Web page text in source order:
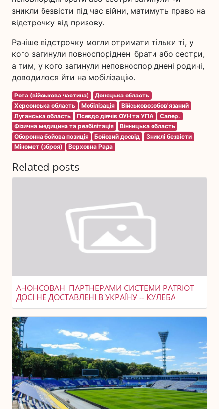
зникли безвісти під час війни, матимуть право на
відстрочку від призову.
Раніше відстрочку могли отримати тільки ті, у
кого загинули повноспоріднені брати або сестри,
а тим, у кого загинули неповноспоріднені родичі,
доводилося йти на мобілізацію.
Рота (військова частина)
Донецька область
Херсонська область
Мобілізація
Військовозобов'язаний
Луганська область
Псевдо діячів ОУН та УПА
Сапер.
Фізична медицина та реабілітація
Вінницька область
Оборонна бойова позиція
Бойовий досвід
Зниклі безвісти
Міномет (зброя)
Верховна Рада
Related posts
АНОНСОВАНІ ПАРТНЕРАМИ СИСТЕМИ PATRIOT
ДОСІ НЕ ДОСТАВЛЕНІ В УКРАЇНУ -- КУЛЕБА